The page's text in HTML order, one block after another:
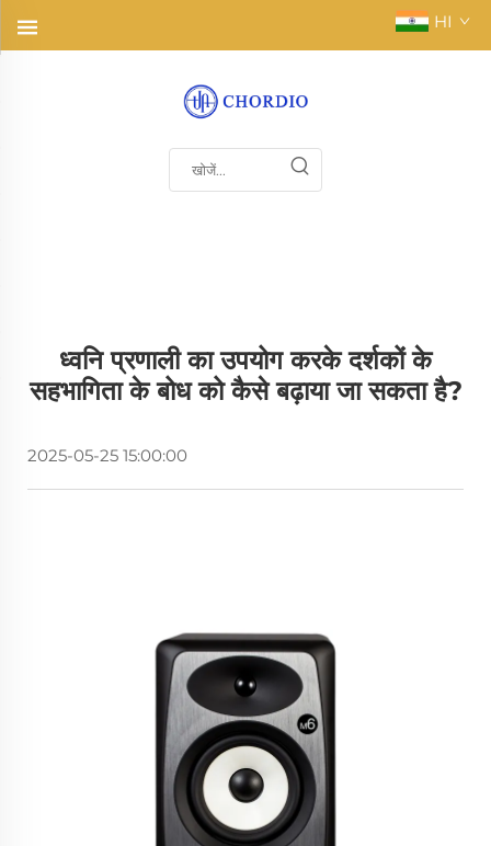
HI
ध्वनि प्रणाली का उपयोग करके दर्शकों के
सहभागिता के बोध को कैसे बढ़ाया जा सकता है?
2025-05-25 15:00:00